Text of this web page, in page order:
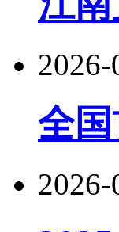
2026-
全
2026-